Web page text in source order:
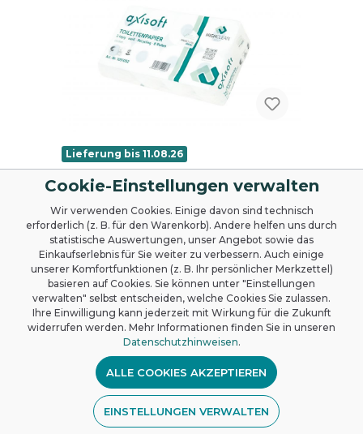
Lieferung bis 11.08.26
axisoft basic Toilettenpapier, 2-
lagig, weiß, 64 Rollen
Die Wahl für höchste Ansprüche an
Qualität und Hygiene: Hochwertiges, 3-
lagiges Zellstoffprodukt aus
nachhaltiger Forstwirtschaft. Supersoft,
hochweiß und saugstark. Die
Folienverpackung ist zu 100%
recyclebar und enthält mindestens 60%
Recyclinganteil PCR. Marke: axisoft
Hülsendurchmesser (cm): 4,1
Rollenlänge (m): 27,5 Anzahl VE/Palette:
Ab16,43 €*
Cookie-Einstellungen verwalten
Wir verwenden Cookies. Einige davon sind technisch
erforderlich (z. B. für den Warenkorb). Andere helfen uns durch
statistische Auswertungen, unser Angebot sowie das
Einkaufserlebnis für Sie weiter zu verbessern. Auch einige
unserer Komfortfunktionen (z. B. Ihr persönlicher Merkzettel)
basieren auf Cookies. Sie können unter "Einstellungen
verwalten" selbst entscheiden, welche Cookies Sie zulassen.
Ihre Einwilligung kann jederzeit mit Wirkung für die Zukunft
widerrufen werden. Mehr Informationen finden Sie in unseren
Datenschutzhinweisen.
ALLE COOKIES AKZEPTIEREN
EINSTELLUNGEN VERWALTEN